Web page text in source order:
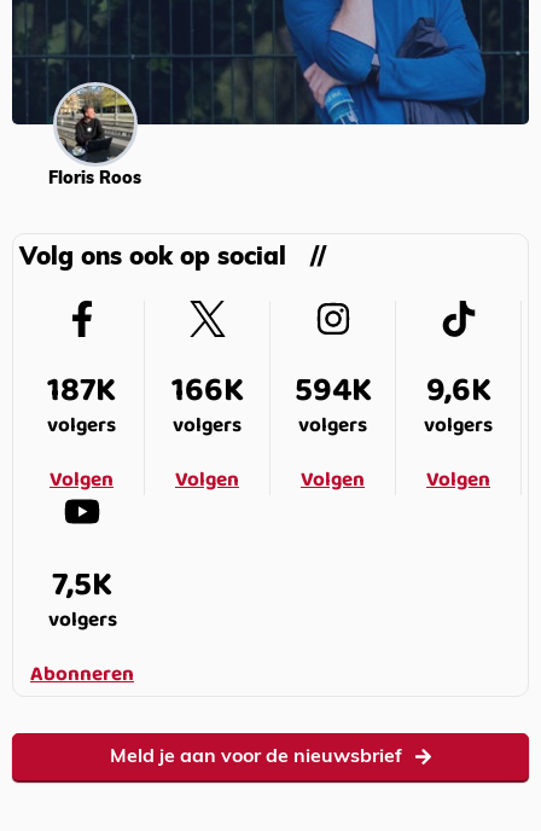
Floris Roos
Volg ons ook op social
187K
volgers
Volgen
166K
volgers
Volgen
594K
volgers
Volgen
9,6K
volgers
Volgen
7,5K
volgers
Abonneren
Meld je aan voor de nieuwsbrief